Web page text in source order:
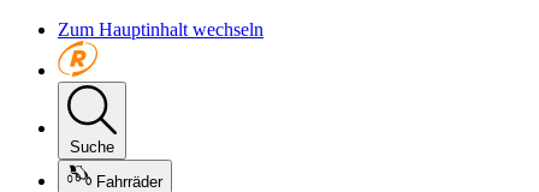
Zum Hauptinhalt wechseln
Suche
Fahrräder